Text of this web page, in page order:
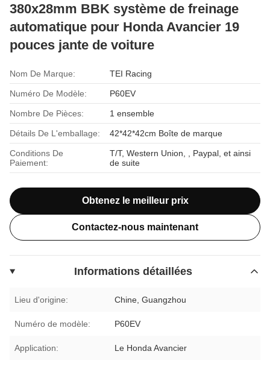
380x28mm BBK système de freinage
automatique pour Honda Avancier 19
pouces jante de voiture
Nom De Marque: TEI Racing
Numéro De Modèle: P60EV
Nombre De Pièces: 1 ensemble
Détails De L'emballage: 42*42*42cm Boîte de marque
Conditions De
Paiement:
T/T, Western Union, , Paypal, et ainsi
de suite
Obtenez le meilleur prix
Contactez-nous maintenant
Informations détaillées
Lieu d'origine: Chine, Guangzhou
Numéro de modèle: P60EV
Application: Le Honda Avancier